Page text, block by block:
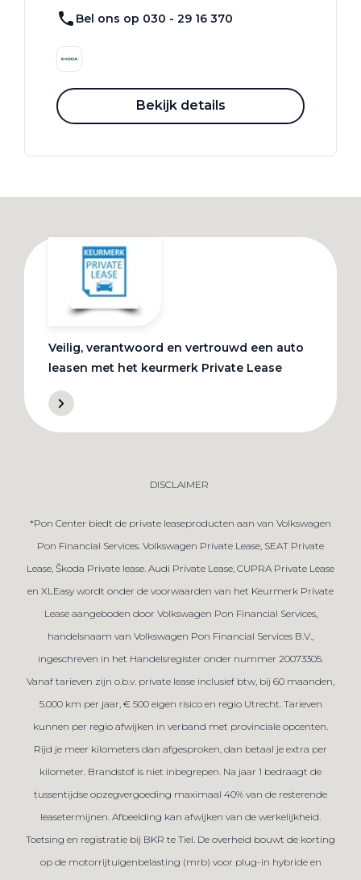
Bel ons op 030 - 29 16 370
Bekijk details
Veilig, verantwoord en vertrouwd een auto
leasen met het keurmerk Private Lease
DISCLAIMER
*Pon Center biedt de private leaseproducten aan van Volkswagen
Pon Financial Services. Volkswagen Private Lease, SEAT Private
Lease, Škoda Private lease. Audi Private Lease, CUPRA Private Lease
en XLEasy wordt onder de voorwaarden van het Keurmerk Private
Lease aangeboden door Volkswagen Pon Financial Services,
handelsnaam van Volkswagen Pon Financial Services B.V.,
ingeschreven in het Handelsregister onder nummer 20073305.
Vanaf tarieven zijn o.b.v. private lease inclusief btw, bij 60 maanden,
5.000 km per jaar, € 500 eigen risico en regio Utrecht. Tarieven
kunnen per regio afwijken in verband met provinciale opcenten.
Rijd je meer kilometers dan afgesproken, dan betaal je extra per
kilometer. Brandstof is niet inbegrepen. Na jaar 1 bedraagt de
tussentijdse opzegvergoeding maximaal 40% van de resterende
leasetermijnen. Afbeelding kan afwijken van de werkelijkheid.
Toetsing en registratie bij BKR te Tiel. De overheid bouwt de korting
op de motorrijtuigenbelasting (mrb) voor plug-in hybride en